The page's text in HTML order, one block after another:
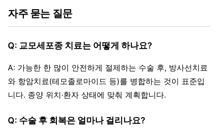
자주 묻는 질문
Q: 교모세포종 치료는 어떻게 하나요?
A: 가능한 한 많이 안전하게 절제하는 수술 후, 방사선치료
와 항암치료(테모졸로마이드 등)를 병합하는 것이 표준입
니다. 종양 위치·환자 상태에 맞춰 계획합니다.
Q: 수술 후 회복은 얼마나 걸리나요?